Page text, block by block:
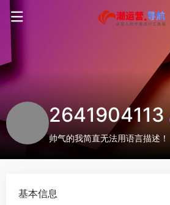
2641904113
帅气的我简直无法用语言描述！
基本信息